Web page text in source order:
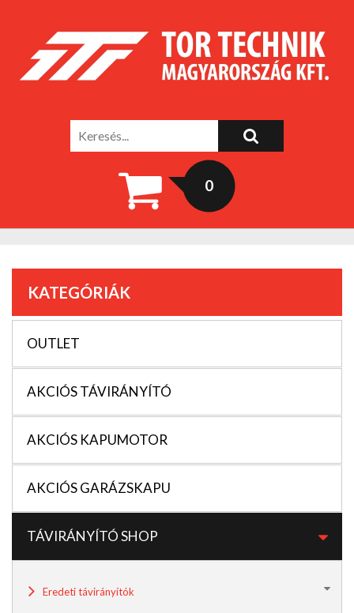
0
KATEGÓRIÁK
OUTLET
AKCIÓS TÁVIRÁNYÍTÓ
AKCIÓS KAPUMOTOR
AKCIÓS GARÁZSKAPU
TÁVIRÁNYÍTÓ SHOP
Eredeti távirányítók